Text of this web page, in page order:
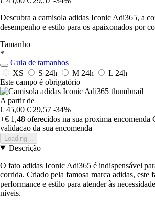
Descubra a camisola adidas Iconic Adi365, a
desempenho e estilo para os apaixonados por
Tamanho
*
Guia de tamanhos
XS
S 24h M 24h L 24h
Este campo é obrigatório
A partir de
€ 45,00 € 29,57 -34%
+€ 1,48 oferecidos na sua proxima encomenda
validacao da sua encomenda
Loading...
Descrição
O fato adidas Iconic Adi365 é indispensável
corrida. Criado pela famosa marca adidas, este
performance e estilo para atender às
níveis.